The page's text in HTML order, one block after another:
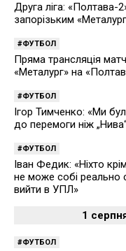
Друга ліга: «Полтава-
запорізьким
ФУТБОЛ
Пряма трансляція
«Металург» на
ФУТБОЛ
Ігор Тимченко: «Ми
до перемоги ніж
ФУТБОЛ
Іван Федик: «Ніхто
не може собі реально
вийти в УПЛ»
1
ФУТБОЛ